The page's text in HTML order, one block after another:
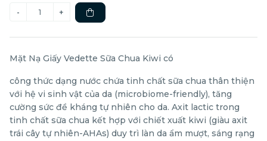
Mặt Nạ Giấy Vedette Sữa Chua Kiwi có
công thức dạng nước chứa tinh chất sữa chua thân thiện
với hệ vi sinh vật của da (microbiome-friendly), tăng
cường sức đề kháng tự nhiên cho da. Axit lactic trong
tinh chất sữa chua kết hợp với chiết xuất kiwi (giàu axit
trái cây tự nhiên-AHAs) duy trì làn da ẩm mượt, sáng rạng